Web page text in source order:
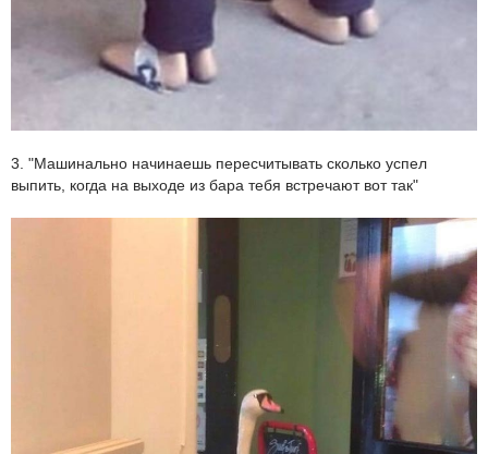
3. "Машинально начинаешь пересчитывать сколько успел
выпить, когда на выходе из бара тебя встречают вот так"